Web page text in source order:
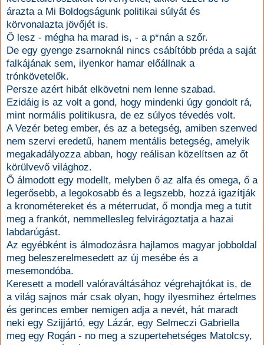
árazta a Mi Boldogságunk politikai súlyát és
körvonalazta jövőjét is.
Ő lesz - mégha ha marad is, - a p*nán a szőr.
De egy gyenge zsarnoknál nincs csábítóbb préda a saját
falkájának sem, ilyenkor hamar előállnak a
trónkövetelők.
Persze azért hibát elkövetni nem lenne szabad.
Ezidáig is az volt a gond, hogy mindenki úgy gondolt rá,
mint normális politikusra, de ez súlyos tévedés volt.
A Vezér beteg ember, és az a betegség, amiben szenved
nem szervi eredetű, hanem mentális betegség, amelyik
megakadályozza abban, hogy reálisan közelítsen az őt
körülvevő világhoz.
Ő álmodott egy modellt, melyben ő az alfa és omega, ő a
legerősebb, a legokosabb és a legszebb, hozzá igazítják
a kronométereket és a méterrudat, ő mondja meg a tutit
meg a frankót, nemmellesleg felvirágoztatja a hazai
labdarúgást.
Az egyébként is álmodozásra hajlamos magyar jobboldal
meg beleszerelmesedett az új mesébe és a
mesemondóba.
Keresett a modell valóraváltásához végrehajtókat is, de
a világ sajnos már csak olyan, hogy ilyesmihez értelmes
és gerinces ember nemigen adja a nevét, hát maradt
neki egy Szijjártó, egy Lázár, egy Selmeczi Gabriella
meg egy Rogán - no meg a szupertehetséges Matolcsy,